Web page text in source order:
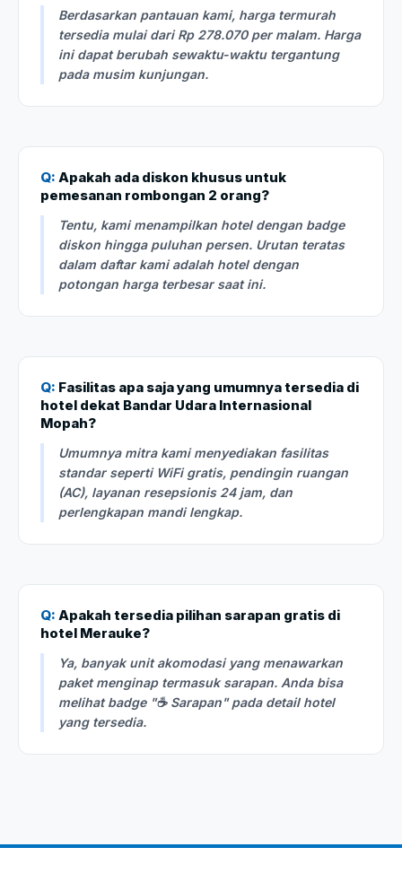
Berdasarkan pantauan kami, harga termurah
tersedia mulai dari Rp 278.070 per malam. Harga
ini dapat berubah sewaktu-waktu tergantung
pada musim kunjungan.
Q: Apakah ada diskon khusus untuk
pemesanan rombongan 2 orang?
Tentu, kami menampilkan hotel dengan badge
diskon hingga puluhan persen. Urutan teratas
dalam daftar kami adalah hotel dengan
potongan harga terbesar saat ini.
Q: Fasilitas apa saja yang umumnya tersedia di
hotel dekat Bandar Udara Internasional
Mopah?
Umumnya mitra kami menyediakan fasilitas
standar seperti WiFi gratis, pendingin ruangan
(AC), layanan resepsionis 24 jam, dan
perlengkapan mandi lengkap.
Q: Apakah tersedia pilihan sarapan gratis di
hotel Merauke?
Ya, banyak unit akomodasi yang menawarkan
paket menginap termasuk sarapan. Anda bisa
melihat badge "☕ Sarapan" pada detail hotel
yang tersedia.